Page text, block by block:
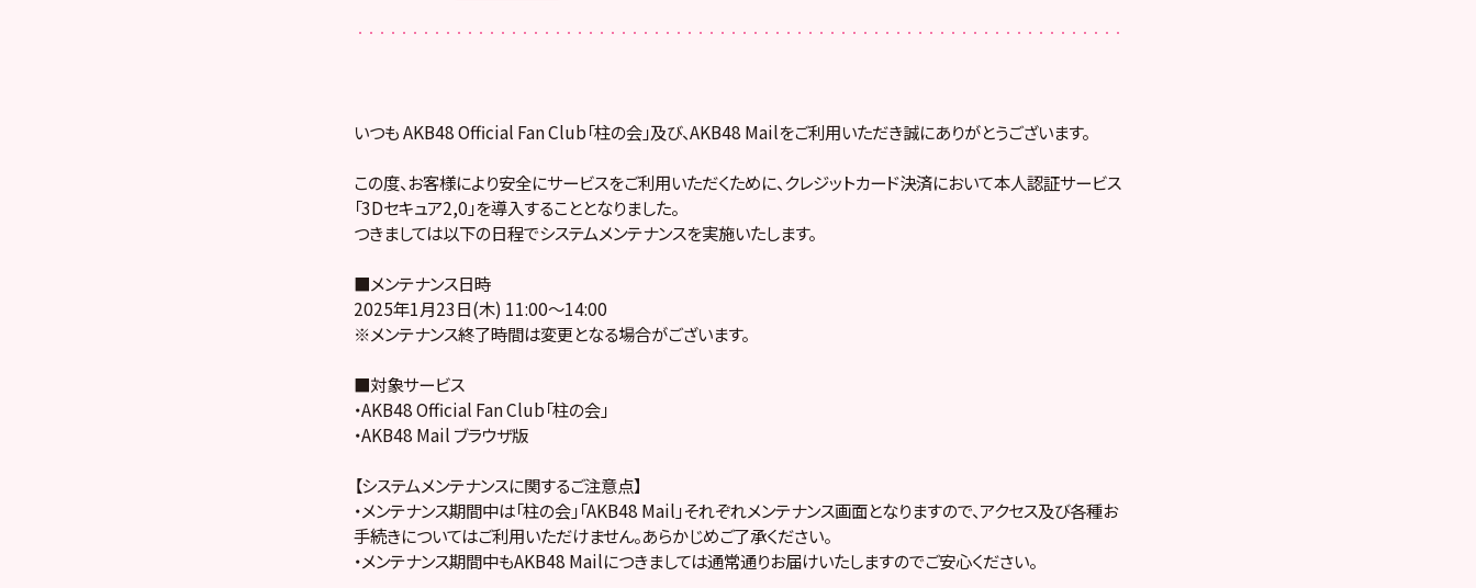
いつも AKB48 Official Fan Club「柱の会」及び、AKB48 Mailをご利用いただき誠にありがとうございます。
この度、お客様により安全にサービスをご利用いただくために、クレジットカード決済において本人認証サービス
「3Dセキュア2,0」を導入することとなりました。
つきましては以下の日程でシステムメンテナンスを実施いたします。
■メンテナンス日時
2025年1月23日(木) 11:00～14:00
※メンテナンス終了時間は変更となる場合がございます。
■対象サービス
・AKB48 Official Fan Club「柱の会」
・AKB48 Mail ブラウザ版
【システムメンテナンスに関するご注意点】
・メンテナンス期間中は「柱の会」「AKB48 Mail」それぞれメンテナンス画面となりますので、アクセス及び各種お
手続きについてはご利用いただけません。あらかじめご了承ください。
・メンテナンス期間中もAKB48 Mailにつきましては通常通りお届けいたしますのでご安心ください。